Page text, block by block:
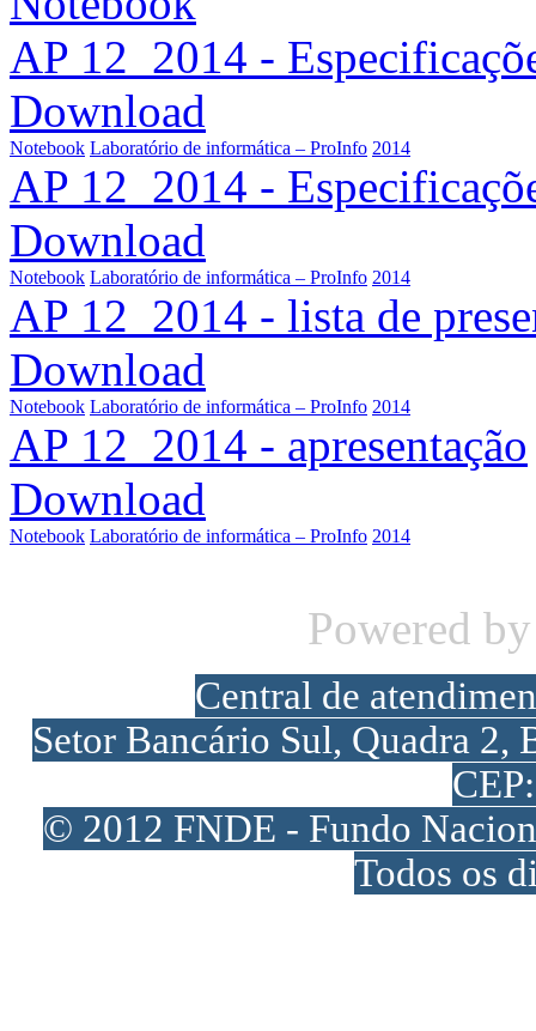
AP 12_2014 -
Download
Notebook Laboratório de informática – ProInfo 2014
AP 12_2014 -
Download
Notebook Laboratório de informática – ProInfo 2014
AP 12_2014 - lista de
Download
Notebook Laboratório de informática – ProInfo 2014
AP 12_2014 - apresentação
Download
Notebook Laboratório de informática – ProInfo 2014
Powered
Central de
Setor Bancário Sul, Quadra
© 2012 FNDE - Fundo
Todos os